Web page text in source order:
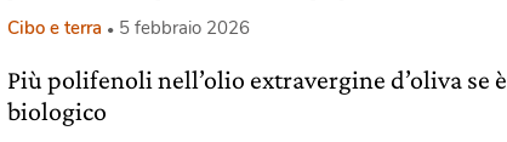
Cibo e terra 5 febbraio 2026
Più polifenoli nell’olio extravergine d’oliva se è
biologico